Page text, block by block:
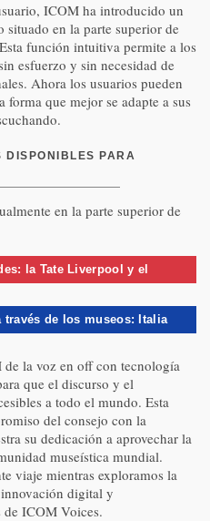
ICOM ha introducido un
en la parte superior de
función intuitiva permite a los
esfuerzo y sin necesidad de
Ahora los usuarios pueden
que mejor se adapte a sus
DISPONIBLES PARA
en la parte superior de
la Tate Liverpool y el
Linares-Figueruelo
través de los museos: Italia
Giulia Mezzalama
la voz en off con tecnología
que el discurso y el
a todo el mundo. Esta
del consejo con la
su dedicación a aprovechar la
museística mundial.
viaje mientras exploramos la
digital y
ICOM Voices.